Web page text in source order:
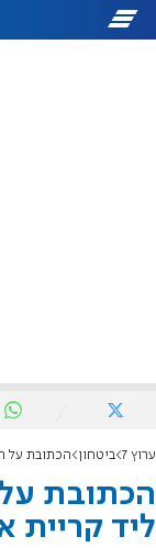
ערוץ 7 ביטחון הכתובת על
הכתובת על
ליד קריית